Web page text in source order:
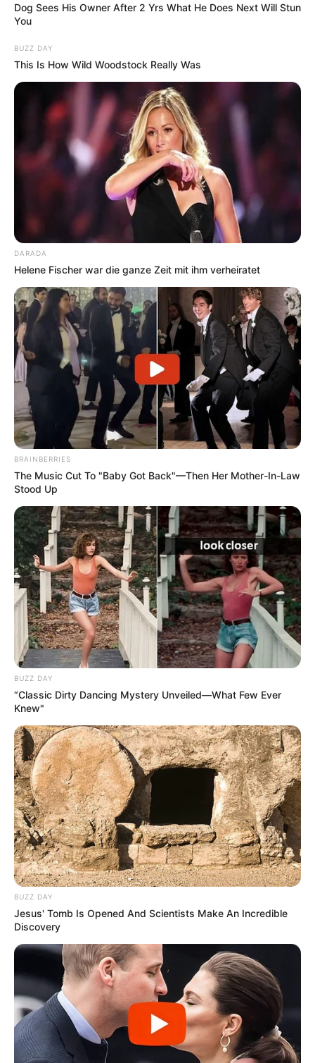
Dog Sees His Owner After 2 Yrs What He Does Next Will Stun
You
BUZZ DAY
This Is How Wild Woodstock Really Was
DARADA
Helene Fischer war die ganze Zeit mit ihm verheiratet
BRAINBERRIES
The Music Cut To "Baby Got Back"—Then Her Mother-In-Law
Stood Up
BUZZ DAY
“Classic Dirty Dancing Mystery Unveiled—What Few Ever
Knew"
BUZZ DAY
Jesus' Tomb Is Opened And Scientists Make An Incredible
Discovery